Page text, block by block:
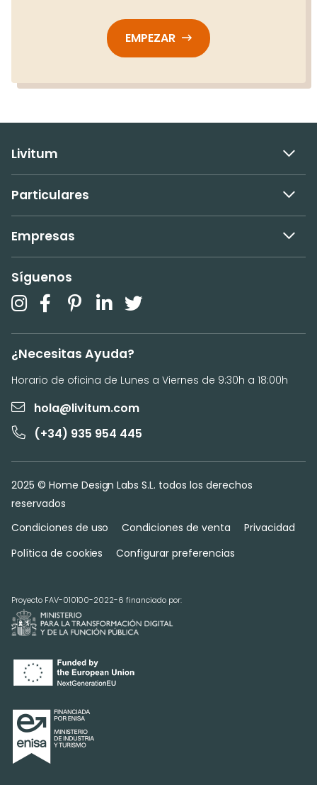
EMPEZAR
Livitum
Particulares
Empresas
Síguenos
¿Necesitas Ayuda?
Horario de oficina de Lunes a Viernes de 9:30h a 18:00h
hola@livitum.com
(+34) 935 954 445
2025 © Home Design Labs S.L. todos los derechos
reservados
Condiciones de uso
Condiciones de venta
Privacidad
Política de cookies
Configurar preferencias
Proyecto FAV-010100-2022-6 financiado por: